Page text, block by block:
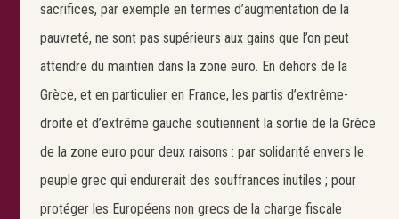
sacrifices, par exemple en termes d’augmentation de la
pauvreté, ne sont pas supérieurs aux gains que l’on peut
attendre du maintien dans la zone euro. En dehors de la
Grèce, et en particulier en France, les partis d’extrême-
droite et d’extrême gauche soutiennent la sortie de la Grèce
de la zone euro pour deux raisons : par solidarité envers le
peuple grec qui endurerait des souffrances inutiles ; pour
protéger les Européens non grecs de la charge fiscale